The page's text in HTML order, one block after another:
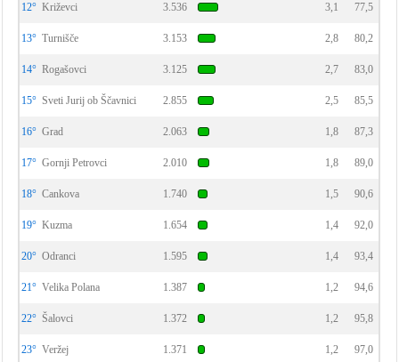
12° Križevci 3.536 3,1 77,5
13° Turnišče 3.153 2,8 80,2
14° Rogašovci 3.125 2,7 83,0
15° Sveti Jurij ob Ščavnici 2.855 2,5 85,5
16° Grad 2.063 1,8 87,3
17° Gornji Petrovci 2.010 1,8 89,0
18° Cankova 1.740 1,5 90,6
19° Kuzma 1.654 1,4 92,0
20° Odranci 1.595 1,4 93,4
21° Velika Polana 1.387 1,2 94,6
22° Šalovci 1.372 1,2 95,8
23° Veržej 1.371 1,2 97,0